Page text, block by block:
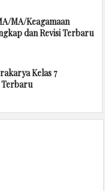
MA/Keagamaan
dan Revisi Terbaru
Kelas 7
Terbaru